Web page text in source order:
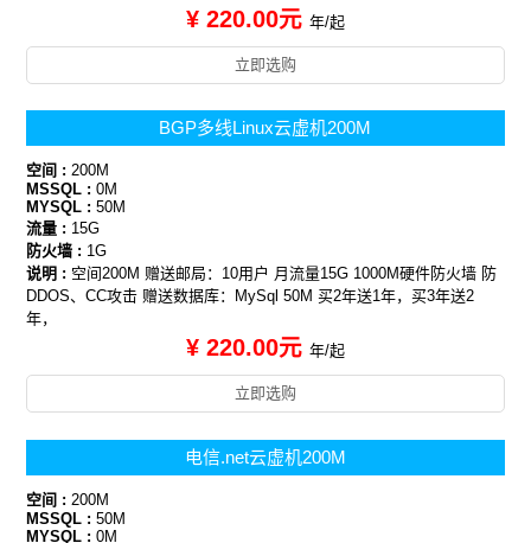
¥ 220.00元 年/起
立即选购
BGP多线Linux云虚机200M
空间 :200M
MSSQL :0M
MYSQL :50M
流量 : 15G
防火墙 : 1G
说明 : 空间200M 赠送邮局：10用户 月流量15G 1000M硬件防火墙 防
DDOS、CC攻击 赠送数据库：MySql 50M 买2年送1年，买3年送2
年，
¥ 220.00元 年/起
立即选购
电信.net云虚机200M
空间 : 200M
MSSQL :50M
MYSQL :0M